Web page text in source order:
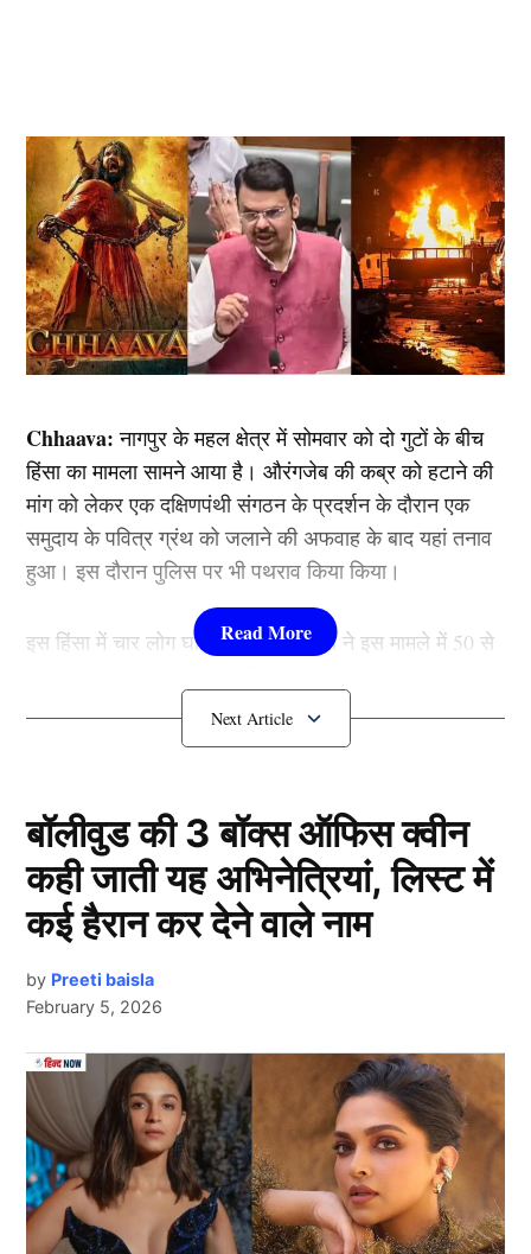
Chhaava: नागपुर के महल क्षेत्र में सोमवार को दो गुटों के बीच
हिंसा का मामला सामने आया है। औरंगजेब की कब्र को हटाने की
मांग को लेकर एक दक्षिणपंथी संगठन के प्रदर्शन के दौरान एक
समुदाय के पवित्र ग्रंथ को जलाने की अफवाह के बाद यहां तनाव
हुआ। इस दौरान पुलिस पर भी पथराव किया किया।
इस हिंसा में चार लोग घायल हो गए। पुलिस ने इस मामले में 50 से
की गई है। वहीं अब महाराष्ट्र के सीएम देवेंद्र फडणवीस का
कहना है कि फिल्म छावा (Chhaava) ने औरंगजेब के खिलाफ
Chhaava फिल्म ने भड़काया गुस्सा – देवेंद्र
फडणवीस
Nagpur Violence
Next Article
बॉलीवुड की 3 बॉक्स ऑफिस क्वीन
कही जाती यह अभिनेत्रियां, लिस्ट में
कई हैरान कर देने वाले नाम
by Preeti baisla
February 5, 2026